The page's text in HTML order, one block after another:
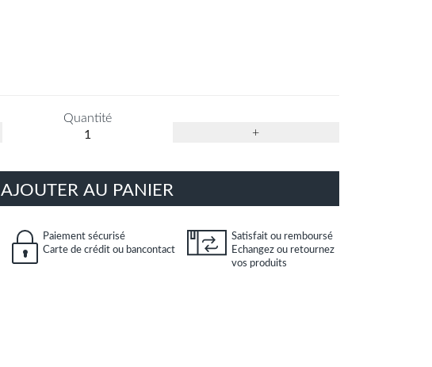
Quantité
+
AJOUTER AU PANIER
Paiement sécurisé
Carte de crédit ou bancontact
Satisfait ou remboursé
Echangez ou retournez
vos produits